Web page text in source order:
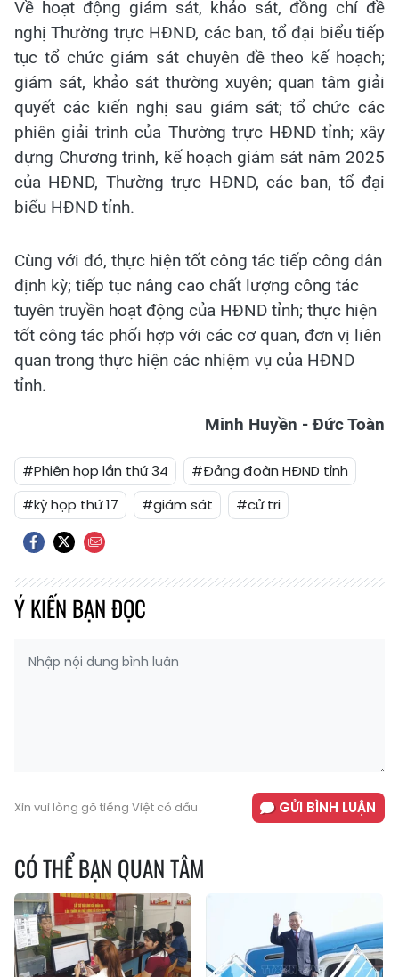
Về hoạt động giám sát, khảo sát, đồng chí đề
nghị Thường trực HĐND, các ban, tổ đại biểu tiếp
tục tổ chức giám sát chuyên đề theo kế hoạch;
giám sát, khảo sát thường xuyên; quan tâm giải
quyết các kiến nghị sau giám sát; tổ chức các
phiên giải trình của Thường trực HĐND tỉnh; xây
dựng Chương trình, kế hoạch giám sát năm 2025
của HĐND, Thường trực HĐND, các ban, tổ đại
biểu HĐND tỉnh.
Cùng với đó, thực hiện tốt công tác tiếp công dân
định kỳ; tiếp tục nâng cao chất lượng công tác
tuyên truyền hoạt động của HĐND tỉnh; thực hiện
tốt công tác phối hợp với các cơ quan, đơn vị liên
quan trong thực hiện các nhiệm vụ của HĐND
tỉnh.
Minh Huyền - Đức Toàn
#Phiên họp lần thứ 34
#Đảng đoàn HĐND tỉnh
#kỳ họp thứ 17
#giám sát #cử tri
Ý KIẾN BẠN ĐỌC
Xin vui lòng gõ tiếng Việt có dấu GỬI BÌNH LUẬN
CÓ THỂ BẠN QUAN TÂM